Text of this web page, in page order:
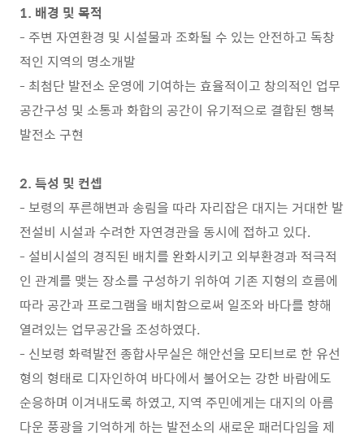
1. 배경 및 목적
- 주변 자연환경 및 시설물과 조화될 수 있는 안전하고 독창
적인 지역의 명소개발
- 최첨단 발전소 운영에 기여하는 효율적이고 창의적인 업무
공간구성 및 소통과 화합의 공간이 유기적으로 결합된 행복
발전소 구현
2. 특성 및 컨셉
- 보령의 푸른해변과 송림을 따라 자리잡은 대지는 거대한 발
전설비 시설과 수려한 자연경관을 동시에 접하고 있다.
- 설비시설의 경직된 배치를 완화시키고 외부환경과 적극적
인 관계를 맺는 장소를 구성하기 위하여 기존 지형의 흐름에
따라 공간과 프로그램을 배치함으로써 일조와 바다를 향해
열려있는 업무공간을 조성하였다.
- 신보령 화력발전 종합사무실은 해안선을 모티브로 한 유선
형의 형태로 디자인하여 바다에서 불어오는 강한 바람에도
순응하며 이겨내도록 하였고, 지역 주민에게는 대지의 아름
다운 풍광을 기억하게 하는 발전소의 새로운 패러다임을 제